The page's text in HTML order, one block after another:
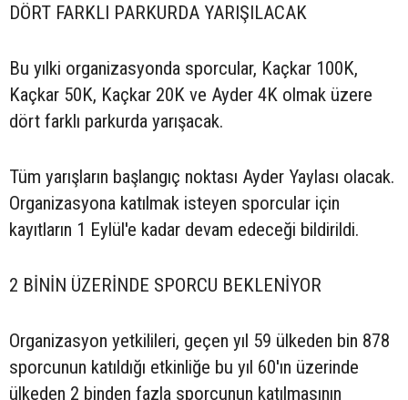
DÖRT FARKLI PARKURDA YARIŞILACAK
Bu yılki organizasyonda sporcular, Kaçkar 100K,
Kaçkar 50K, Kaçkar 20K ve Ayder 4K olmak üzere
dört farklı parkurda yarışacak.
Tüm yarışların başlangıç noktası Ayder Yaylası olacak.
Organizasyona katılmak isteyen sporcular için
kayıtların 1 Eylül'e kadar devam edeceği bildirildi.
2 BİNİN ÜZERİNDE SPORCU BEKLENİYOR
Organizasyon yetkilileri, geçen yıl 59 ülkeden bin 878
sporcunun katıldığı etkinliğe bu yıl 60'ın üzerinde
ülkeden 2 binden fazla sporcunun katılmasının